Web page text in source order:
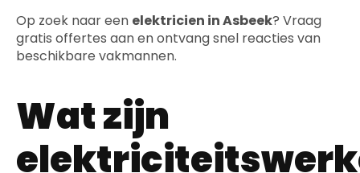
Op zoek naar een elektricien in Asbeek? Vraag
gratis offertes aan en ontvang snel reacties van
beschikbare vakmannen.
Wat zijn